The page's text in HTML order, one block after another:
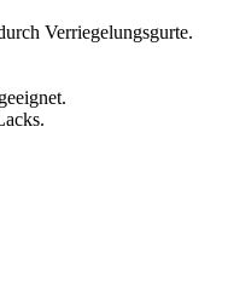
Verriegelungsgurte.